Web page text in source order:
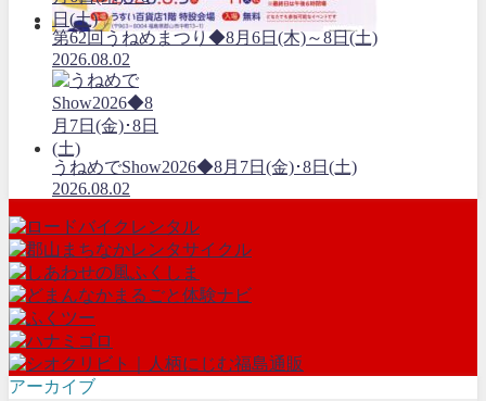
第62回うねめまつり◆8月6日(木)～8日(土)
2026.08.02
うねめでShow2026◆8月7日(金)･8日(土)
2026.08.02
アーカイブ